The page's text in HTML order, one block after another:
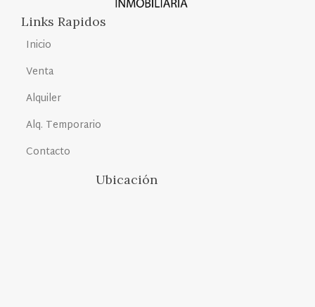
Links Rapidos
Inicio
Venta
Alquiler
Alq. Temporario
Contacto
Ubicación